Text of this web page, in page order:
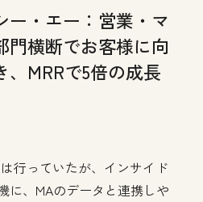
・エー： 営業・マ
門横断でお客様に向
、MRRで5倍の成長
行っていたが、インサイド
に、MAのデータと連携しや